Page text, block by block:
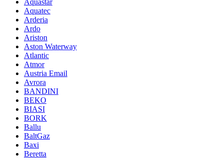
Aquatec
Arderia
Ardo
Ariston
Aston Waterway
Atlantic
Atmor
Austria Email
Avrora
BANDINI
BEKO
BIASI
BORK
Ballu
BaltGaz
Baxi
Beretta